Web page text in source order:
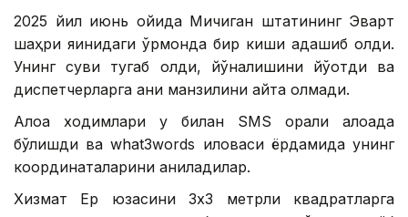
2025 йил июнь ойида Мичиган штатининг Эварт
шаҳри яқинидаги ўрмонда бир киши адашиб қолди.
Унинг суви тугаб қолди, йўналишини йўқотди ва
диспетчерларга аниқ манзилини айта олмади.
Алоқа ходимлари у билан SМS орқали алоқада
бўлишди ва what3words иловаси ёрдамида унинг
координаталарини аниқладилар.
Хизмат Ер юзасини 3х3 метрли квадратларга